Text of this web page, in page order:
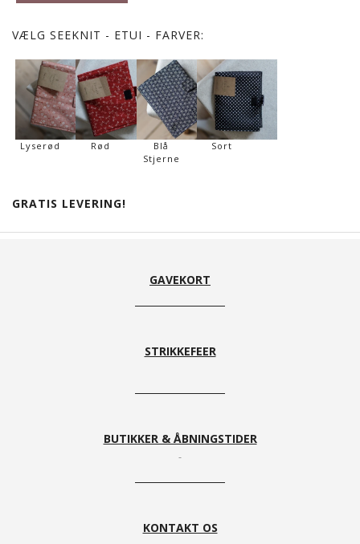
VÆLG SEEKNIT - ETUI - FARVER:
Lyserød Rød
Blå
Stjerne
Sort
GRATIS LEVERING!
GAVEKORT
STRIKKEFEER
BUTIKKER & ÅBNINGSTIDER
KONTAKT OS